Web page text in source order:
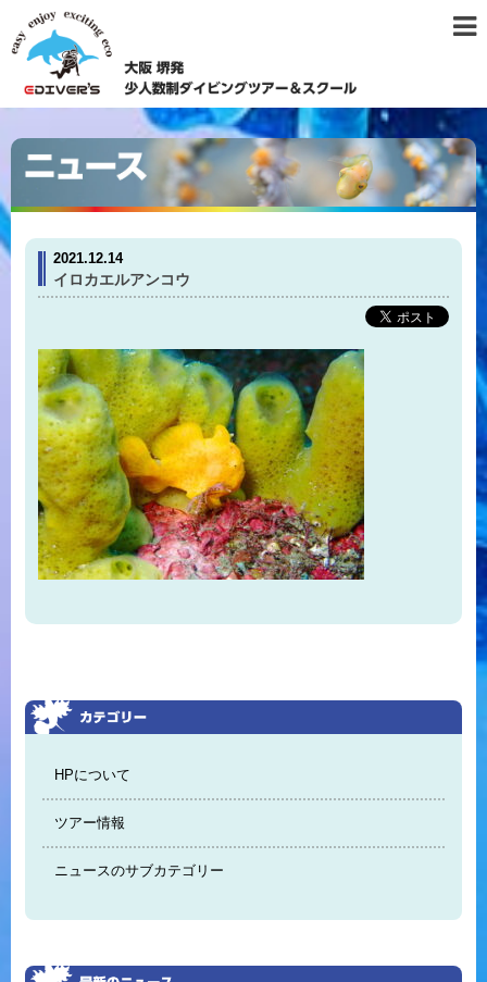
2021.12.14
イロカエルアンコウ
HPについて
ツアー情報
ニュースのサブカテゴリー